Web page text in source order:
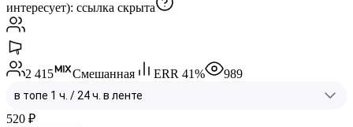
интересует): ссылка скрыта
2 415 Смешанная ERR 41% 989
520 ₽